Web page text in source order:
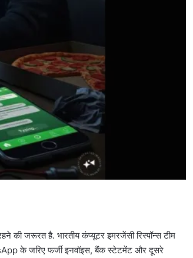
जरूरत है. भारतीय कंप्यूटर इमरजेंसी रिस्पॉन्स टीम
के जरिए फर्जी इनवॉइस, बैंक स्टेटमेंट और दूसरे